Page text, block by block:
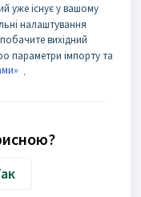
уже існує у вашому
налаштування
вихідний
параметри імпорту та
.